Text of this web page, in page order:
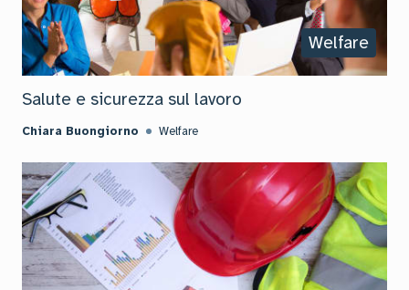
Welfare
Salute e sicurezza sul lavoro
Chiara Buongiorno Welfare